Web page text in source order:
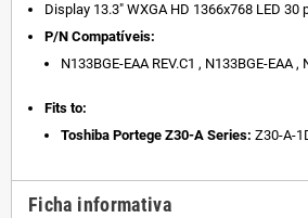
Display 13.3" WXGA HD 1366x768 LED
P/N Compatíveis:
N133BGE-EAA REV.C1 , N133BGE-EAA ,
Fits to:
Toshiba Portege Z30-A Series: Z30-A-
Ficha informativa